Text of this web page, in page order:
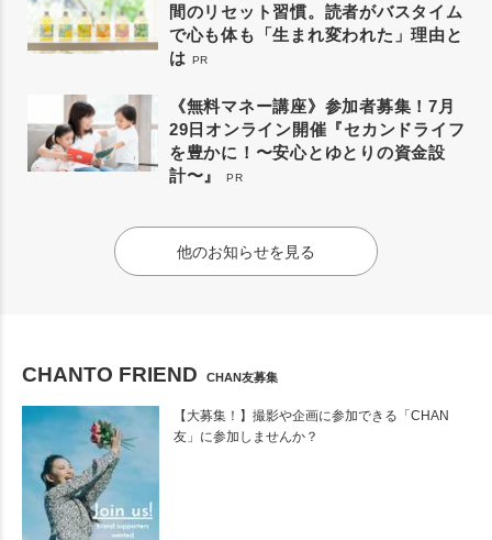
間のリセット習慣。読者がバスタイム
で心も体も「生まれ変われた」理由と
は PR
《無料マネー講座》参加者募集！7月
29日オンライン開催『セカンドライフ
を豊かに！〜安心とゆとりの資金設
計〜』
PR
他のお知らせを見る
CHANTO FRIEND CHAN友募集
【大募集！】撮影や企画に参加できる「CHAN
友」に参加しませんか？